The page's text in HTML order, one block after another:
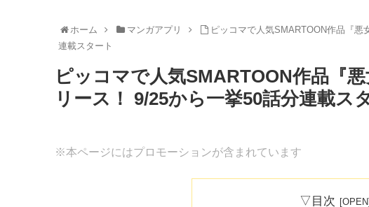
ホーム マンガアプリ
ピッコマで人気SMARTOON作品『
連載スタート
ピッコマで人気SMARTOON作品『
リース！ 9/25から一挙50話分連載ス
※本ページにはプロモーションが含まれています
▽目次